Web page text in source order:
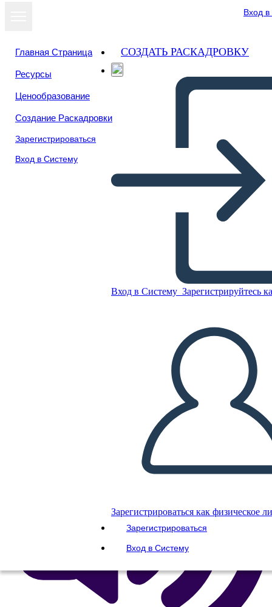
Вход
Главная Страница
Ресурсы
Ценообразование
Создание Раскадровки
Зарегистрироваться
Вход в Систему
СОЗДАТЬ РАСКАДРОВКУ
Вход в Систему Зарегистрируйтесь
Зарегистрироваться как физическое
Зарегистрироваться
Вход в Систему
Riepilogo di Edward Tulane
СОЗДАТЬ РАСКАДРОВКУ
ВОСПРОИЗВЕСТИ СЛАЙД-ШОУ
ПОЧИТАЙ МНЕ